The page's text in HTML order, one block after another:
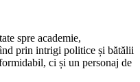
spre academie,
prin intrigi politice și bătălii
ci și un personaj de